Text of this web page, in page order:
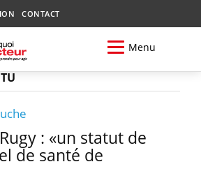
CONTACT
Menu
: «un statut de
de santé de